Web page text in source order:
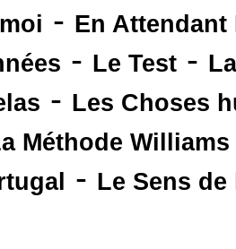
- En
- Le Test -
- Les Choses
Méthode Williams
- Le Sens